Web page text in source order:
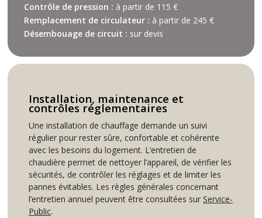
Contrôle de pression : à partir de 115 €
Remplacement de circulateur : à partir de 245 €
Désembouage de circuit : sur devis
Installation, maintenance et
contrôles réglementaires
Une installation de chauffage demande un suivi
régulier pour rester sûre, confortable et cohérente
avec les besoins du logement. L’entretien de
chaudière permet de nettoyer l’appareil, de vérifier les
sécurités, de contrôler les réglages et de limiter les
pannes évitables. Les règles générales concernant
l’entretien annuel peuvent être consultées sur Service-
Public.